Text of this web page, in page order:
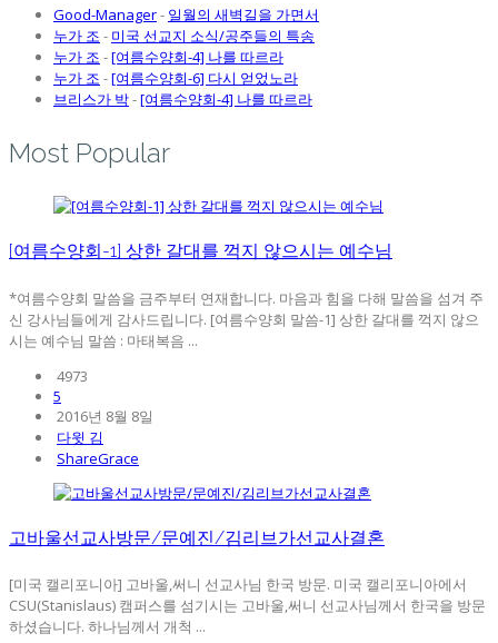
Good-Manager- 일월의 새벽길을 가면서
누가 조 - 미국 선교지 소식/공주들의 특송
누가 조 -[여름수양회-4] 나를 따르라
누가 조 -[여름수양회-6] 다시 얻었노라
브리스가 박-[여름수양회-4] 나를 따르라
Most Popular
[여름수양회-1] 상한 갈대를 꺽지 않으시는 예수님
*여름수양회 말씀을 금주부터 연재합니다. 마음과 힘을 다해 말씀을 섬겨 주
신 강사님들에게 감사드립니다. [여름수양회 말씀-1] 상한 갈대를 꺽지 않으
시는 예수님 말씀 : 마태복음 ...
4973
5
2016년 8월 8일
다윗 김
ShareGrace
고바울선교사방문/문예진/김리브가선교사결혼
[미국 캘리포니아] 고바울,써니 선교사님 한국 방문. 미국 캘리포니아에서
CSU(Stanislaus) 캠퍼스를 섬기시는 고바울,써니 선교사님께서 한국을 방문
하셨습니다. 하나님께서 개척 ...